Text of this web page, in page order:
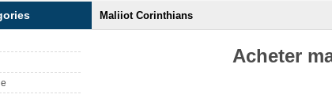
Maliiot Corinthians
Acheter